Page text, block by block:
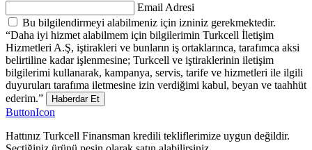
Email Adresi
Bu bilgilendirmeyi alabilmeniz için izniniz gerekmektedir.
“Daha iyi hizmet alabilmem için bilgilerimin Turkcell İletişim
Hizmetleri A.Ş, iştirakleri ve bunların iş ortaklarınca, tarafımca aksi
belirtiline kadar işlenmesine; Turkcell ve iştiraklerinin iletişim
bilgilerimi kullanarak, kampanya, servis, tarife ve hizmetleri ile ilgili
duyuruları tarafıma iletmesine izin verdiğimi kabul, beyan ve taahhüt
ederim.”
Haberdar Et
ButtonIcon
Hattınız Turkcell Finansman kredili tekliflerimize uygun değildir.